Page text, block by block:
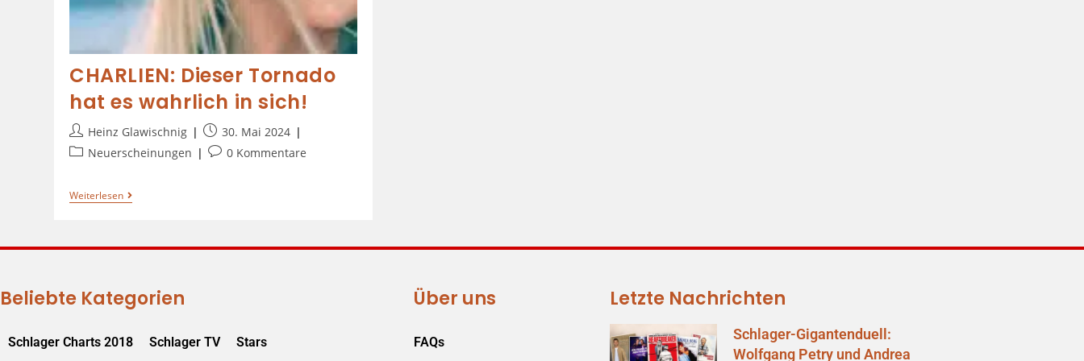
CHARLIEN: Dieser Tornado
hat es wahrlich in sich!
Heinz Glawischnig
30. Mai 2024
Neuerscheinungen
0 Kommentare
Weiterlesen
Beliebte Kategorien
Schlager Charts 2018 Schlager TV Stars
Über uns
FAQs
Letzte Nachrichten
Schlager-Gigantenduell:
Wolfgang Petry und Andrea